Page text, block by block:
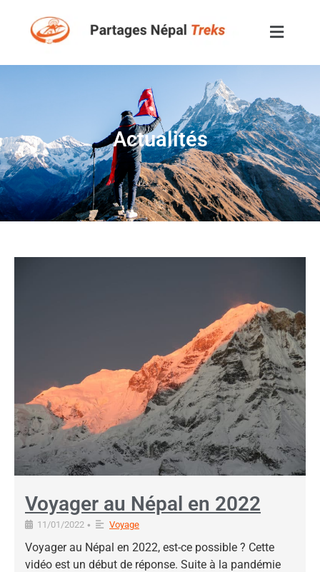
Actualités
Voyager au Népal en 2022
11/01/2022 • Voyage
Voyager au Népal en 2022, est-ce possible ? Cette
vidéo est un début de réponse. Suite à la pandémie